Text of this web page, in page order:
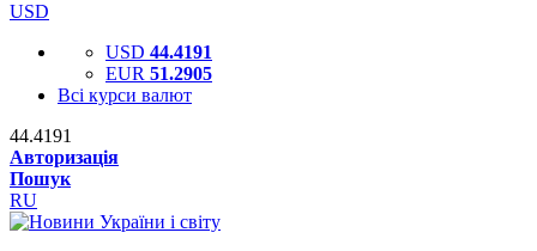
USD
USD 44.4191
EUR 51.2905
Всі курси валют
44.4191
Авторизація
Пошук
RU